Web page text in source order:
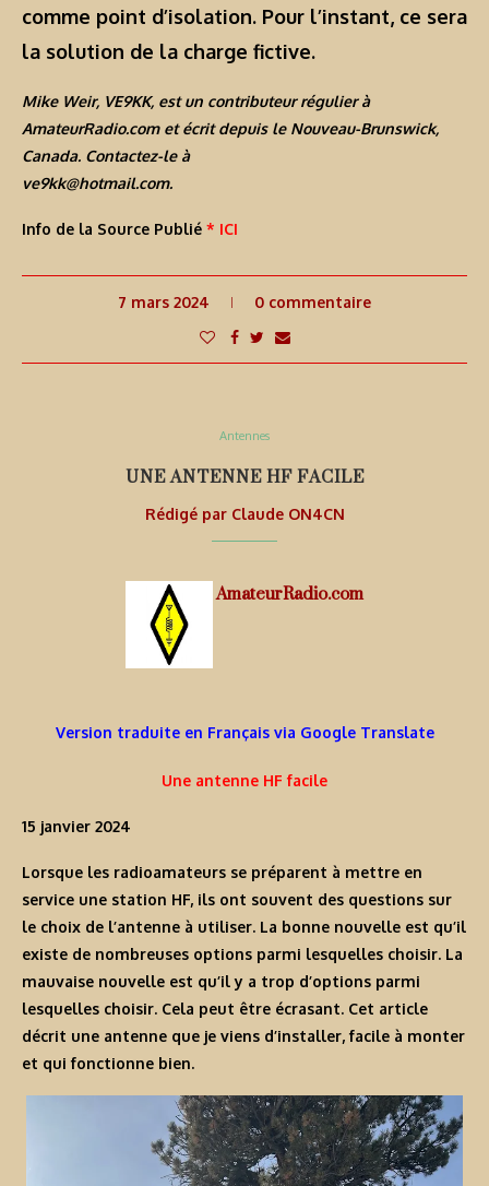
comme point d’isolation. Pour l’instant, ce sera
la solution de la charge fictive.
Mike Weir, VE9KK, est un contributeur régulier à
AmateurRadio.com et écrit depuis le Nouveau-Brunswick,
Canada. Contactez-le à
ve9kk@hotmail.com.
Info de la Source Publié * ICI
7 mars 2024 0 commentaire
Antennes
UNE ANTENNE HF FACILE
Rédigé par Claude ON4CN
AmateurRadio.com
Version traduite en Français via Google Translate
Une antenne HF facile
15 janvier 2024
Lorsque les radioamateurs se préparent à mettre en
service une station HF, ils ont souvent des questions sur
le choix de l’antenne à utiliser. La bonne nouvelle est qu’il
existe de nombreuses options parmi lesquelles choisir. La
mauvaise nouvelle est qu’il y a trop d’options parmi
lesquelles choisir. Cela peut être écrasant. Cet article
décrit une antenne que je viens d’installer, facile à monter
et qui fonctionne bien.